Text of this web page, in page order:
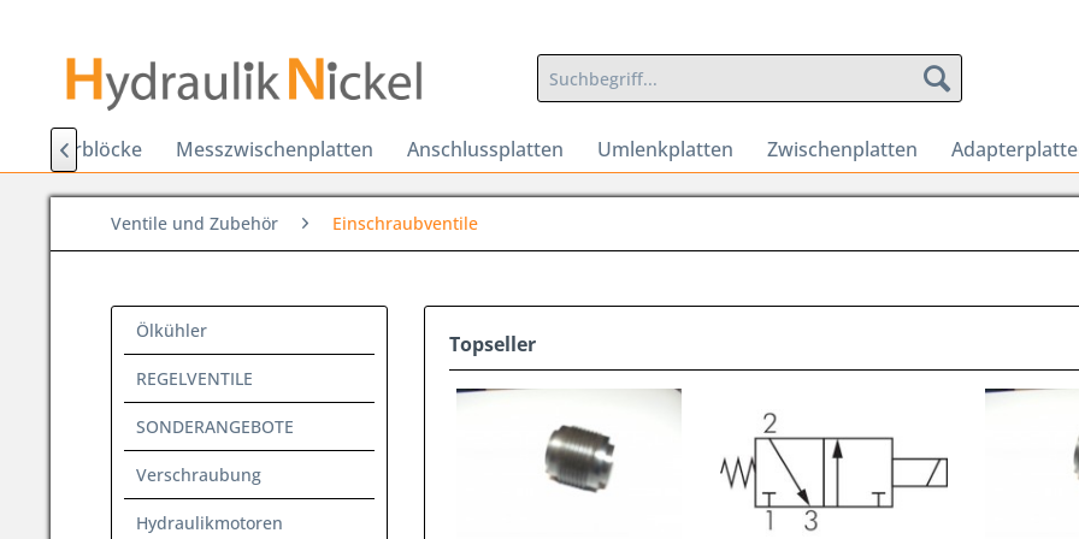
Sonderblöcke Messzwischenplatten Anschlussplatten Umlenkplatten Zwischenplatten

Ventile und Zubehör Einschraubventile
Ölkühler
REGELVENTILE
SONDERANGEBOTE
Verschraubung
Hydraulikmotoren
Topseller